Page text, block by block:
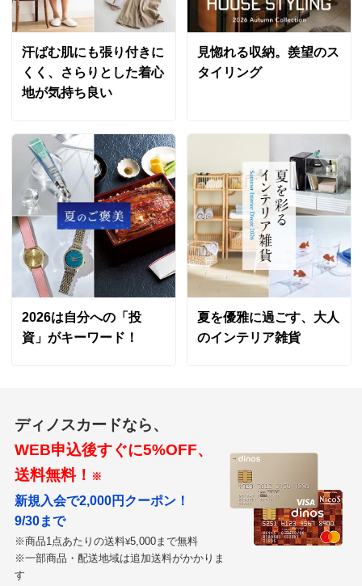
汗ばむ肌にも張り付きに
くく、さらりとした着心
地が気持ち良い
見惚れる収納。羨望のス
タイリング
2026は自分への「投
資」がキーワード！
夏を優雅に過ごす、大人
のインテリア雑貨
ディノスカードなら、
WEB申込後すぐに5%OFF、
送料無料！ ※
新規入会で2,000円クーポン！
9/30まで
※商品1点あたりの送料¥5,000まで無料
※一部商品・配送地域は追加送料がかかりま
す